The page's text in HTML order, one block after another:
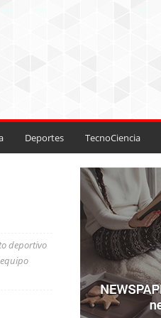
Deportes TecnoCiencia
deportivo